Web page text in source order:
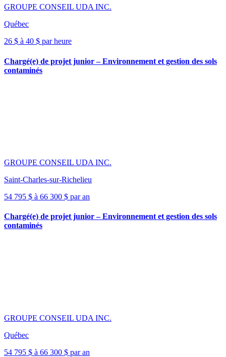
GROUPE CONSEIL UDA INC.
Québec
26 $ à 40 $ par heure
Chargé(e) de projet junior – Environnement et gestion des sols
contaminés
GROUPE CONSEIL UDA INC.
Saint-Charles-sur-Richelieu
54 795 $ à 66 300 $ par an
Chargé(e) de projet junior – Environnement et gestion des sols
contaminés
GROUPE CONSEIL UDA INC.
Québec
54 795 $ à 66 300 $ par an